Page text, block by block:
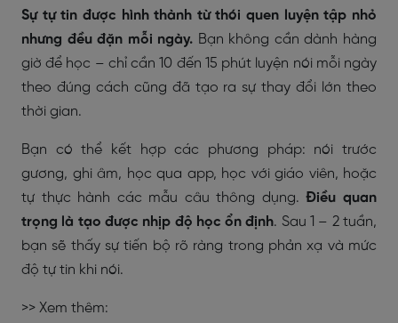
Sự tự tin được hình thành từ thói quen luyện tập nhỏ
nhưng đều đặn mỗi ngày. Bạn không cần dành hàng
giờ để học – chỉ cần 10 đến 15 phút luyện nói mỗi ngày
theo đúng cách cũng đã tạo ra sự thay đổi lớn theo
thời gian.
Bạn có thể kết hợp các phương pháp: nói trước
gương, ghi âm, học qua app, học với giáo viên, hoặc
tự thực hành các mẫu câu thông dụng.Điều quan
trọng là tạo được nhịp độ học ổn định. Sau 1 – 2 tuần,
bạn sẽ thấy sự tiến bộ rõ ràng trong phản xạ và mức
độ tự tin khi nói.
>> Xem thêm: